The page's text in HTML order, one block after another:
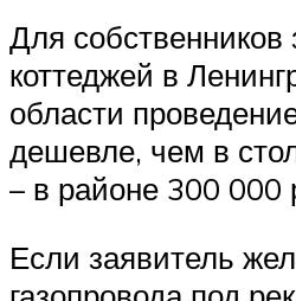
Для собственников
коттеджей в
области
дешевле, чем в
– в районе 300 000
Если заявитель